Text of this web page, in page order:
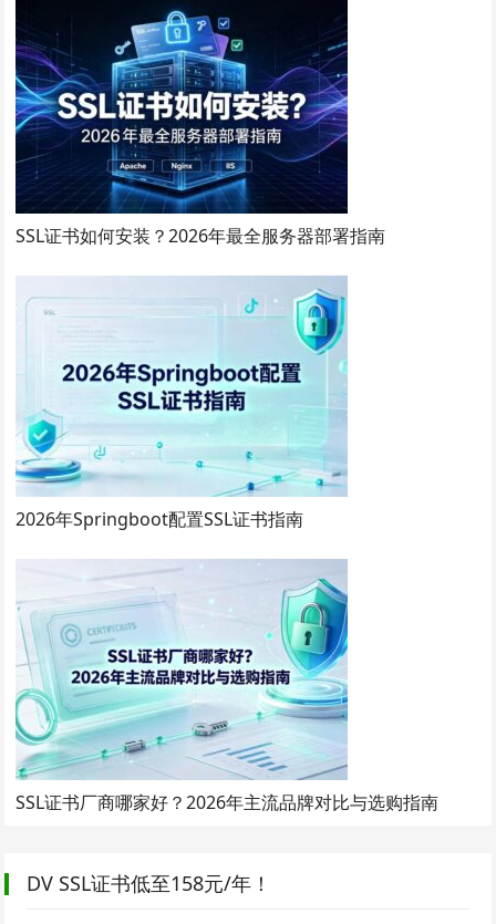
SSL证书如何安装？2026年最全服务器部署指南
2026年Springboot配置SSL证书指南
SSL证书厂商哪家好？2026年主流品牌对比与选购指南
DV SSL证书低至158元/年！